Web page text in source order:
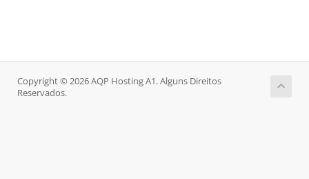
Copyright © 2026 AQP Hosting A1. Alguns Direitos
Reservados.